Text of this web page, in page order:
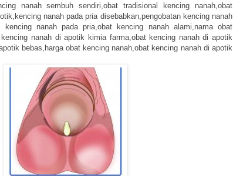
nanah sembuh sendiri,obat tradisional kencing nanah,obat
nanah pada pria disebabkan,pengobatan kencing nanah
kencing nanah pada pria,obat kencing nanah alami,nama obat
nanah di apotik kimia farma,obat kencing nanah di apotik
bebas,harga obat kencing nanah,obat kencing nanah di apotik